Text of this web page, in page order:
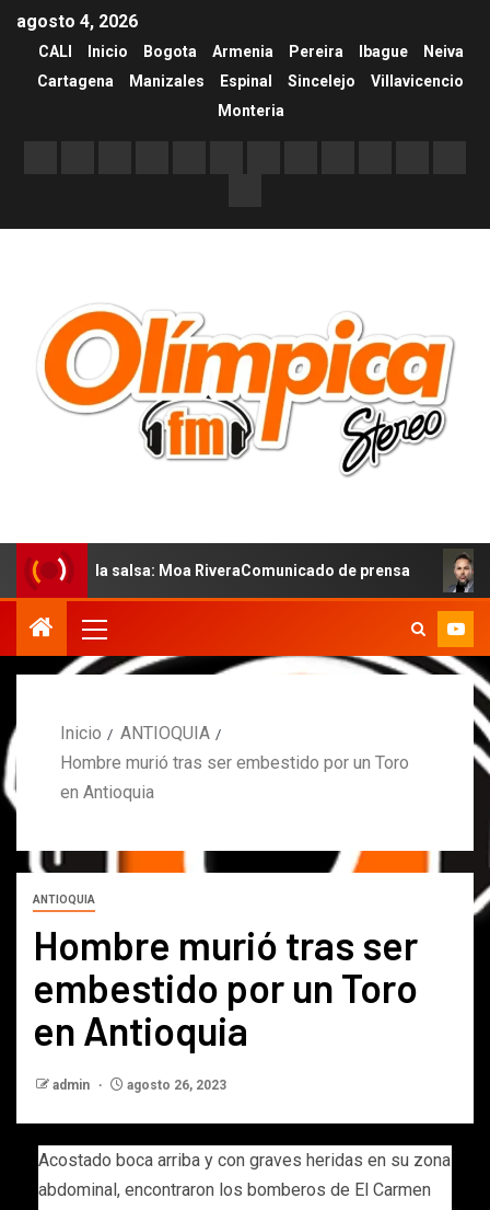
agosto 4, 2026
CALI Inicio Bogota Armenia Pereira Ibague
Neiva
Cartagena
Manizales Espinal Sincelejo
Villavicencio
Monteria
la salsa: Moa RiveraComunicado de prensa
Inicio
ANTIOQUIA
Hombre murió tras ser embestido por un Toro
en Antioquia
ANTIOQUIA
Hombre murió tras ser
embestido por un Toro
en Antioquia
admin agosto 26, 2023
Acostado boca arriba y con graves heridas en su zona
abdominal, encontraron los bomberos de El Carmen